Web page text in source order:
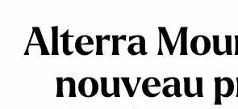
Alterra
nouveau